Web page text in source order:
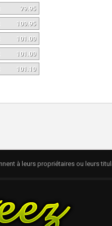
79.95
100.95
101.00
101.00
101.10
à leurs propriétaires ou leurs